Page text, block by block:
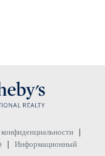
Информационный